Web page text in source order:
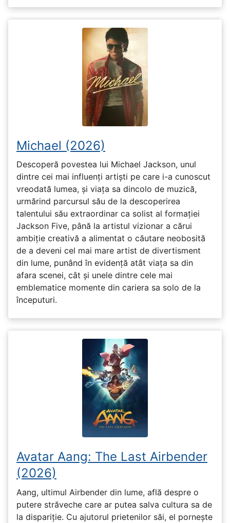
Michael (2026)
Descoperă povestea lui Michael Jackson, unul
dintre cei mai influenți artiști pe care i-a cunoscut
vreodată lumea, și viața sa dincolo de muzică,
urmărind parcursul său de la descoperirea
talentului său extraordinar ca solist al formației
Jackson Five, până la artistul vizionar a cărui
ambiție creativă a alimentat o căutare neobosită
de a deveni cel mai mare artist de divertisment
din lume, punând în evidență atât viața sa din
afara scenei, cât și unele dintre cele mai
emblematice momente din cariera sa solo de la
începuturi.
Avatar Aang: The Last Airbender
(2026)
Aang, ultimul Airbender din lume, află despre o
putere străveche care ar putea salva cultura sa de
la dispariție. Cu ajutorul prietenilor săi, el pornește